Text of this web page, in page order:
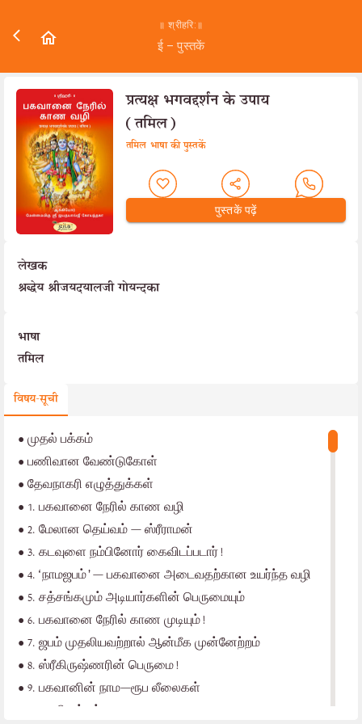
॥ श्रीहरि:॥
ई – पुस्तकें
प्रत्यक्ष भगवद्दर्शन के उपाय
(तमिल)
तमिल भाषा की पुस्तकें
पुस्तकें पढ़ें
लेखक
श्रद्धेय श्रीजयदयालजी गोयन्दका
भाषा
तमिल
विषय-सूची
• முதல் பக்கம்
• பணிவான வேண்டுகோள்
• தேவநாகரி எழுத்துக்கள்
• 1. பகவானை நேரில் காண வழி
• 2. மேலான தெய்வம் — ஸ்ரீராமன்
• 3. கடவுளை நம்பினோர் கைவிடப்படார்!
• 4. ‘நாமஜபம்’ — பகவானை அடைவதற்கான உயர்ந்த வழி
• 5. சத்சங்கமும் அடியார்களின் பெருமையும்
• 6. பகவானை நேரில் காண முடியும்!
• 7. ஜபம் முதலியவற்றால் ஆன்மீக முன்னேற்றம்
• 8. ஸ்ரீகிருஷ்ணரின் பெருமை!
• 9. பகவானின் நாம—ரூப லீலைகள்